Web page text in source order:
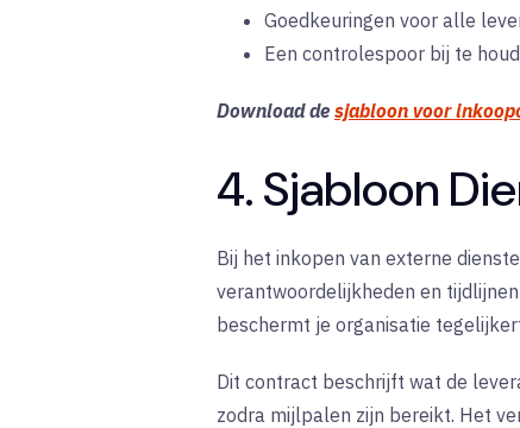
Goedkeuringen voor alle
Een controlespoor bij te
Download de sjabloon voor
4. Sjabloon
Bij het inkopen van externe
verantwoordelijkheden en
beschermt je organisatie
Dit contract beschrijft wat de
zodra mijlpalen zijn bereikt. Het